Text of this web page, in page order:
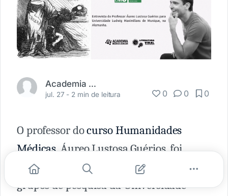
Academia Médica
jul. 27 - 2 min de leitura 0 0 0
O professor docurso Humanidades
Médicas, Áureo Lustosa Guérios, foi
entrevistado recentemente por um dos
grupos de pesquisa da Universidade